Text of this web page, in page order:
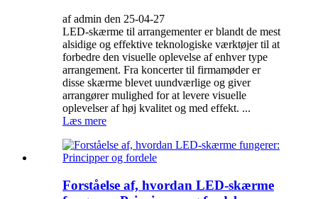
af admin den 25-04-27
LED-skærme til arrangementer er blandt de mest
alsidige og effektive teknologiske værktøjer til at
forbedre den visuelle oplevelse af enhver type
arrangement. Fra koncerter til firmamøder er
disse skærme blevet uundværlige og giver
arrangører mulighed for at levere visuelle
oplevelser af høj kvalitet og med effekt. ...
Læs mere
Forståelse af, hvordan LED-skærme